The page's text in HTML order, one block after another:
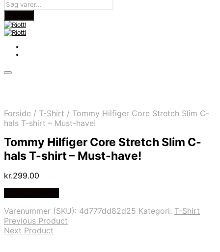
Forside / T-Shirt / Tommy Hilfiger Core Stretch Slim C-
hals T-shirt – Must-have!
Tommy Hilfiger Core Stretch Slim C-
hals T-shirt – Must-have!
kr.299.00
Varenummer (SKU): 4d777dd82d25 Kategori: T-Shirt
Previous Product
Next Product